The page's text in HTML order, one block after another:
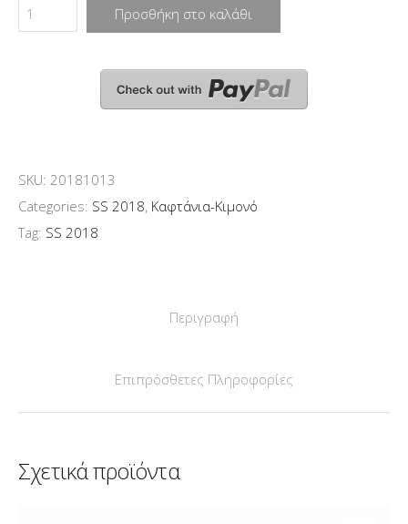
Προσθήκη στο καλάθι
SKU: 20181013
Categories: SS 2018, Καφτάνια-Kιμονό
Tag: SS 2018
Περιγραφή
Επιπρόσθετες Πληροφορίες
Σχετικά προϊόντα